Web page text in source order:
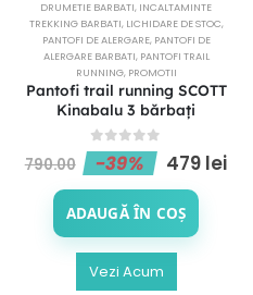
DRUMETIE BARBATI, INCALTAMINTE
TREKKING BARBATI, LICHIDARE DE STOC,
PANTOFI DE ALERGARE, PANTOFI DE
ALERGARE BARBATI, PANTOFI TRAIL
RUNNING, PROMOTII
Pantofi trail running SCOTT
Kinabalu 3 bărbați
0out of 5
790.00 -39% 479 lei
ADAUGĂ ÎN COȘ
Vezi Acum